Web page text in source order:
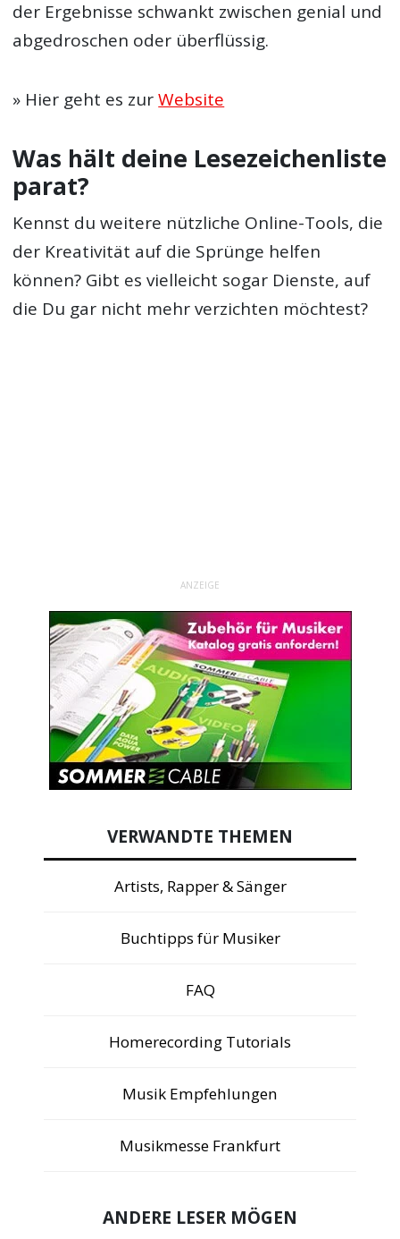
der Ergebnisse schwankt zwischen genial und
abgedroschen oder überflüssig.
» Hier geht es zurWebsite
Was hält deine Lesezeichenliste
parat?
Kennst du weitere nützliche Online-Tools, die
der Kreativität auf die Sprünge helfen
können? Gibt es vielleicht sogar Dienste, auf
die Du gar nicht mehr verzichten möchtest?
ANZEIGE
VERWANDTE THEMEN
Artists, Rapper & Sänger
Buchtipps für Musiker
FAQ
Homerecording Tutorials
Musik Empfehlungen
Musikmesse Frankfurt
ANDERE LESER MÖGEN